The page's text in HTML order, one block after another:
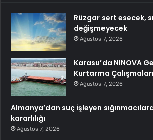
Rüzgar sert esecek,
değişmeyecek
Ağustos 7, 2026
Karasu’da NINOVA
Kurtarma Çalışmaları
Ağustos 7, 2026
Almanya’dan suç işleyen sığınmacılara
kararlılığı
Ağustos 7, 2026